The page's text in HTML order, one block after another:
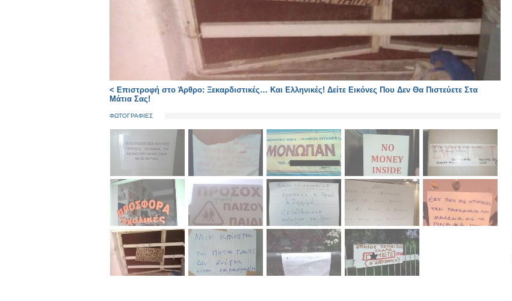
< Επιστροφή στο Άρθρο: Ξεκαρδιστικές… Και Ελληνικές! Δείτε Εικόνες Που Δεν Θα Πιστεύετε Στα
Μάτια Σας!
ΦΩΤΟΓΡΑΦΙΕΣ